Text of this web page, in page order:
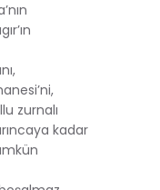
zurnalı
kadar